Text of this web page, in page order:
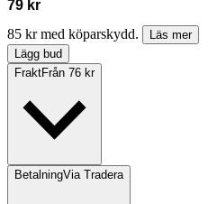
79 kr
85 kr med köparskydd.
Läs mer
Lägg bud
FraktFrån 76 kr
BetalningVia Tradera